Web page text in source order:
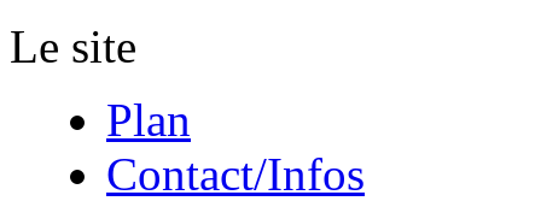
Le site
Plan
Contact/Infos